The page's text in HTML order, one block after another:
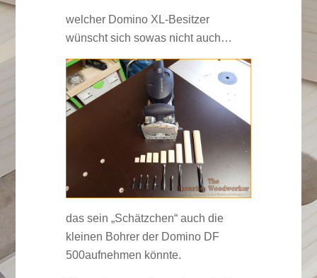
welcher Domino XL-Besitzer
wünscht sich sowas nicht auch…
das sein „Schätzchen“ auch die
kleinen Bohrer der Domino DF
500aufnehmen könnte.